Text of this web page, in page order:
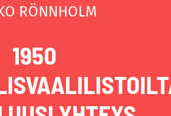
RÖNNHOLM
1950